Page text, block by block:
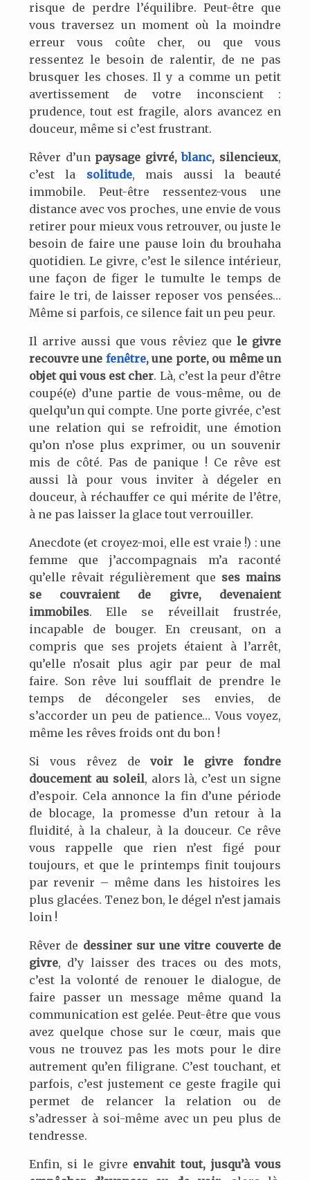
risque de perdre l’équilibre. Peut-être que
vous traversez un moment où la moindre
erreur vous coûte cher, ou que vous
ressentez le besoin de ralentir, de ne pas
brusquer les choses. Il y a comme un petit
avertissement de votre inconscient :
prudence, tout est fragile, alors avancez en
douceur, même si c’est frustrant.
Rêver d’un paysage givré,blanc, silencieux,
c’est la solitude, mais aussi la beauté
immobile. Peut-être ressentez-vous une
distance avec vos proches, une envie de vous
retirer pour mieux vous retrouver, ou juste le
besoin de faire une pause loin du brouhaha
quotidien. Le givre, c’est le silence intérieur,
une façon de figer le tumulte le temps de
faire le tri, de laisser reposer vos pensées…
Même si parfois, ce silence fait un peu peur.
Il arrive aussi que vous rêviez que le givre
recouvre une fenêtre, une porte, ou même un
objet qui vous est cher. Là, c’est la peur d’être
coupé(e) d’une partie de vous-même, ou de
quelqu’un qui compte. Une porte givrée, c’est
une relation qui se refroidit, une émotion
qu’on n’ose plus exprimer, ou un souvenir
mis de côté. Pas de panique ! Ce rêve est
aussi là pour vous inviter à dégeler en
douceur, à réchauffer ce qui mérite de l’être,
à ne pas laisser la glace tout verrouiller.
Anecdote (et croyez-moi, elle est vraie !) : une
femme que j’accompagnais m’a raconté
qu’elle rêvait régulièrement que ses mains
se couvraient de givre, devenaient
immobiles. Elle se réveillait frustrée,
incapable de bouger. En creusant, on a
compris que ses projets étaient à l’arrêt,
qu’elle n’osait plus agir par peur de mal
faire. Son rêve lui soufflait de prendre le
temps de décongeler ses envies, de
s’accorder un peu de patience… Vous voyez,
même les rêves froids ont du bon !
Si vous rêvez devoir le givre fondre
doucement au soleil, alors là, c’est un signe
d’espoir. Cela annonce la fin d’une période
de blocage, la promesse d’un retour à la
fluidité, à la chaleur, à la douceur. Ce rêve
vous rappelle que rien n’est figé pour
toujours, et que le printemps finit toujours
par revenir – même dans les histoires les
plus glacées. Tenez bon, le dégel n’est jamais
loin !
Rêver de dessiner sur une vitre couverte de
givre, d’y laisser des traces ou des mots,
c’est la volonté de renouer le dialogue, de
faire passer un message même quand la
communication est gelée. Peut-être que vous
avez quelque chose sur le cœur, mais que
vous ne trouvez pas les mots pour le dire
autrement qu’en filigrane. C’est touchant, et
parfois, c’est justement ce geste fragile qui
permet de relancer la relation ou de
s’adresser à soi-même avec un peu plus de
tendresse.
Enfin, si le givre envahit tout, jusqu’à vous